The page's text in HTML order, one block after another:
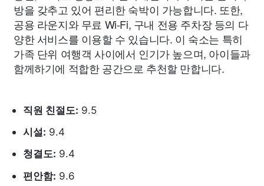
방을 갖추고 있어 편리한 숙박이 가능합니다. 또한,
공용 라운지와 무료 Wi-Fi, 구내 전용 주차장 등의 다
양한 서비스를 이용할 수 있습니다. 이 숙소는 특히
가족 단위 여행객 사이에서 인기가 높으며, 아이들과
함께하기에 적합한 공간으로 추천할 만합니다.
직원 친절도: 9.5
시설: 9.4
청결도: 9.4
편안함: 9.6